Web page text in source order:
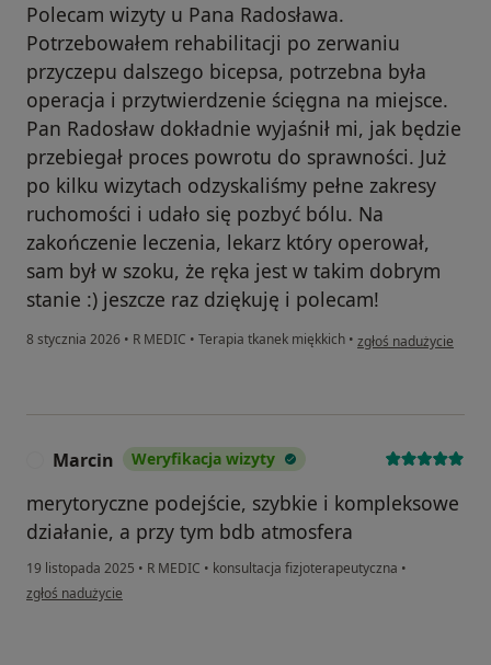
Polecam wizyty u Pana Radosława.
Potrzebowałem rehabilitacji po zerwaniu
przyczepu dalszego bicepsa, potrzebna była
operacja i przytwierdzenie ścięgna na miejsce.
Pan Radosław dokładnie wyjaśnił mi, jak będzie
przebiegał proces powrotu do sprawności. Już
po kilku wizytach odzyskaliśmy pełne zakresy
ruchomości i udało się pozbyć bólu. Na
zakończenie leczenia, lekarz który operował,
sam był w szoku, że ręka jest w takim dobrym
stanie :) jeszcze raz dziękuję i polecam!
8 stycznia 2026 • R MEDIC • Terapia tkanek miękkich • w opinii użytkownika
zgłoś nadużycie
Marcin Weryfikacja wizyty
merytoryczne podejście, szybkie i kompleksowe
działanie, a przy tym bdb atmosfera
19 listopada 2025 • R MEDIC • konsultacja fizjoterapeutyczna •
w opinii użytkownika Marcin
zgłoś nadużycie